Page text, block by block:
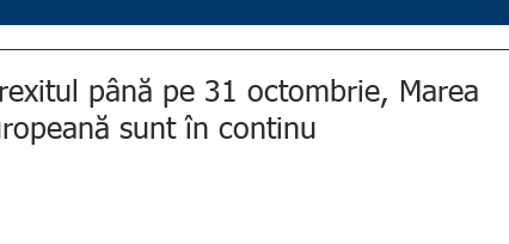
până pe 31 octombrie, Marea
sunt în continu